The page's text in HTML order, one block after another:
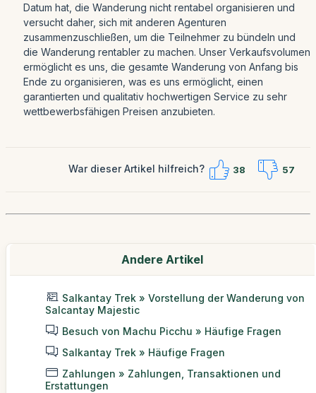
Datum hat, die Wanderung nicht rentabel organisieren und
versucht daher, sich mit anderen Agenturen
zusammenzuschließen, um die Teilnehmer zu bündeln und
die Wanderung rentabler zu machen. Unser Verkaufsvolumen
ermöglicht es uns, die gesamte Wanderung von Anfang bis
Ende zu organisieren, was es uns ermöglicht, einen
garantierten und qualitativ hochwertigen Service zu sehr
wettbewerbsfähigen Preisen anzubieten.
War dieser Artikel hilfreich? 38 57
Andere Artikel
Salkantay Trek » Vorstellung der Wanderung von
Salcantay Majestic
Besuch von Machu Picchu » Häufige Fragen
Salkantay Trek » Häufige Fragen
Zahlungen » Zahlungen, Transaktionen und
Erstattungen